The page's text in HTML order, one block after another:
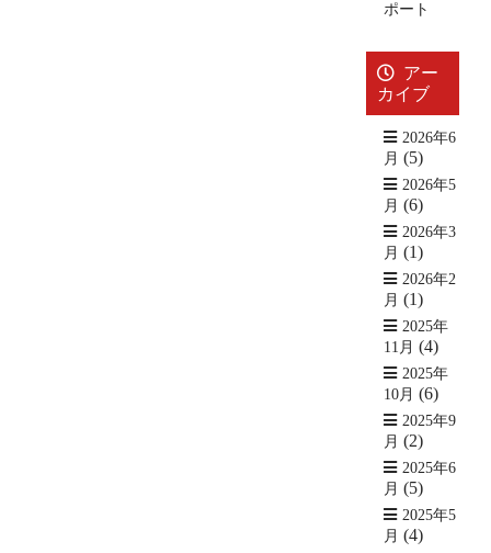
ポート
アー
カイブ
2026年6
月 (5)
2026年5
月 (6)
2026年3
月 (1)
2026年2
月 (1)
2025年
11月 (4)
2025年
10月 (6)
2025年9
月 (2)
2025年6
月 (5)
2025年5
月 (4)